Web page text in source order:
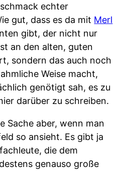
echter
gut, dass es da mit Merl
gibt, der nicht nur
an den alten, guten
sondern das auch noch
Weise macht,
genötigt sah, es zu
darüber zu schreiben.
Sache aber, wenn man
so ansieht. Es gibt ja
die dem
genauso große